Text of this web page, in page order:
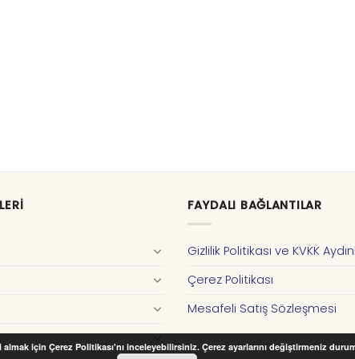
FAYDALI BAĞLANTILAR
Gizlilik Politikası ve KVKK
Çerez Politikası
Mesafeli Satış Sözleşmesi
için Çerez Politikası'nı inceleyebilirsiniz. Çerez ayarlarını değiştirmeniz